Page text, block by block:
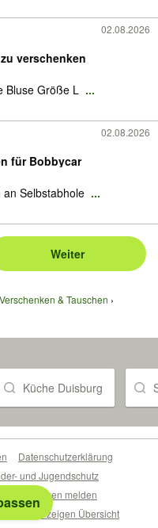
02.08.2026
verschenken
Bluse Größe L ...
02.08.2026
für Bobbycar
Selbstabhole ...
Weiter
Verschenken & Tauschen
Küche Duisburg
Datenschutzerklärung
und Jugendschutz
melden
Anzeigen Übersicht